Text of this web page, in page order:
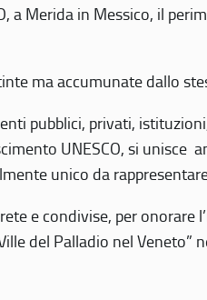
a Merida in Messico, il
ma accumunate dallo
pubblici, privati,
UNESCO, si unisce
unico da
e condivise, per onorare
del Palladio nel Veneto”